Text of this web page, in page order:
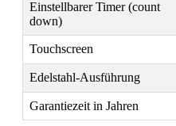
Einstellbarer Timer (count
down)
Touchscreen
Edelstahl-Ausführung
Garantiezeit in Jahren